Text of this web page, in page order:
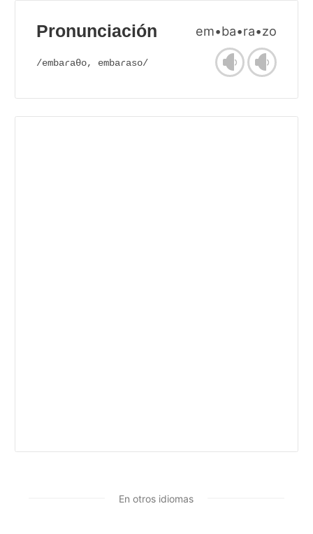
Pronunciación em•ba•ra•zo
/embaɾaθo, embaɾaso/
En otros idiomas